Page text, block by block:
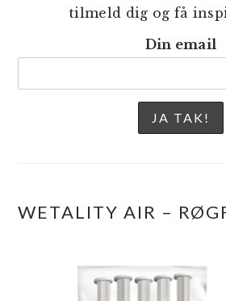
tilmeld dig og få
Din email
WETALITY AIR –